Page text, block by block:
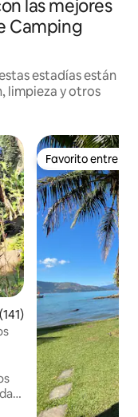
las mejores
Camping
estadías están
limpieza y otros
promedio: 4.94 de
Favorito entre
Favorito entre